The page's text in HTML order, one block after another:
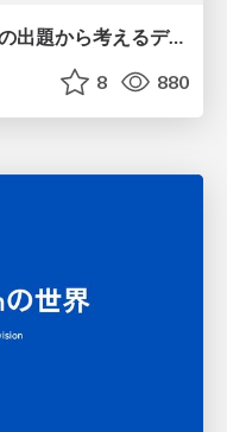
歴代のWeb Speed Hackathonの出題から考えるデグレしないパフォーマンス改善
8 880